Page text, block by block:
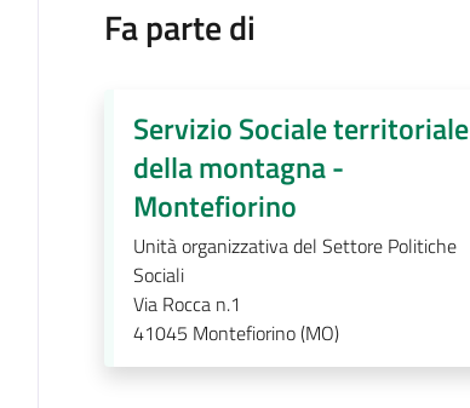
Fa parte di
Servizio Sociale territoriale
della montagna -
Montefiorino
Unità organizzativa del Settore Politiche
Sociali
Via Rocca n.1
41045 Montefiorino (MO)